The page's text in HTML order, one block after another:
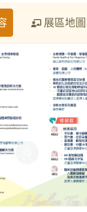
展區地圖